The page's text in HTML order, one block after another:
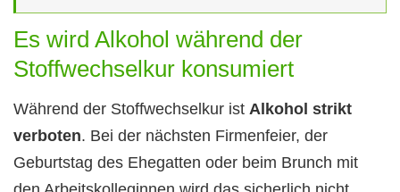
Es wird Alkohol während der
Stoffwechselkur konsumiert
Während der Stoffwechselkur ist Alkohol strikt
verboten. Bei der nächsten Firmenfeier, der
Geburtstag des Ehegatten oder beim Brunch mit